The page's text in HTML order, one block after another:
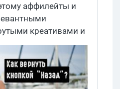
аффилейты и
креативами и
Но забывают о
скриптах.
говорим о